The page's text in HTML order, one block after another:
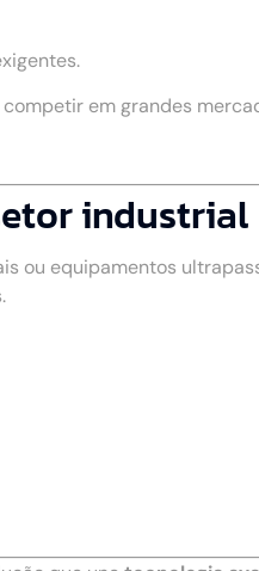
em grandes
industrial
ou equipamentos